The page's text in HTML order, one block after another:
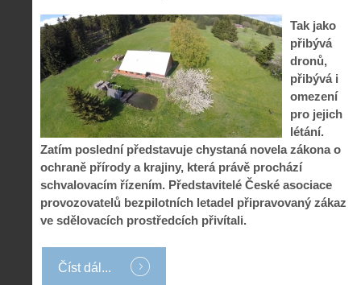
Tak jako
přibývá
dronů,
přibývá i
omezení
pro jejich
létání.
Zatím poslední představuje chystaná novela zákona o
ochraně přírody a krajiny, která právě prochází
schvalovacím řízením. Představitelé České asociace
provozovatelů bezpilotních letadel připravovaný zákaz
ve sdělovacích prostředcích přivítali.
Číst dál...